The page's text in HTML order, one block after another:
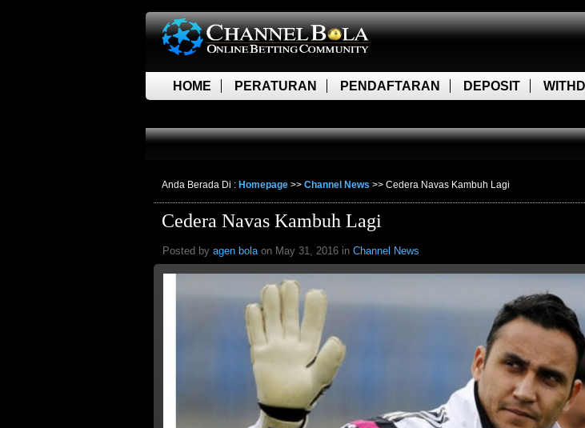
HOME PERATURAN PENDAFTARAN DEPOSIT
Anda Berada Di : Homepage >> Channel News >> Cedera Navas Kambuh Lagi
Cedera Navas Kambuh Lagi
Posted by agen bolaon May 31, 2016 in Channel News